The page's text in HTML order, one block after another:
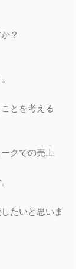
？
とを考える
クでの売上
たいと思いま